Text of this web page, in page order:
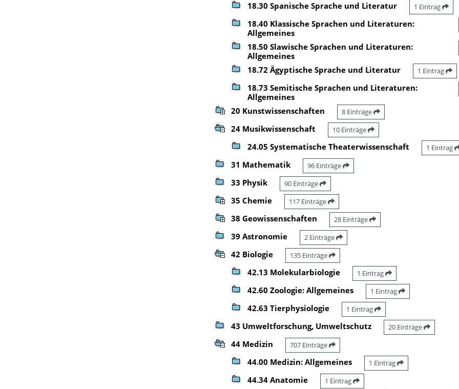
18.30 Spanische Sprache und Literatur 1 Eintrag
18.40 Klassische Sprachen und Literaturen:
Allgemeines
18.50 Slawische Sprachen und Literaturen:
Allgemeines
18.72 Ägyptische Sprache und Literatur 1 Eintrag
18.73 Semitische Sprachen und Literaturen:
Allgemeines
20 Kunstwissenschaften 8 Einträge
24 Musikwissenschaft 10 Einträge
24.05 Systematische Theaterwissenschaft 1 Eintrag
31 Mathematik 96 Einträge
33 Physik 90 Einträge
35 Chemie 117 Einträge
38 Geowissenschaften 28 Einträge
39 Astronomie 2 Einträge
42 Biologie 135 Einträge
42.13 Molekularbiologie 1 Eintrag
42.60 Zoologie: Allgemeines 1 Eintrag
42.63 Tierphysiologie 1 Eintrag
43 Umweltforschung, Umweltschutz 20 Einträge
44 Medizin 707 Einträge
44.00 Medizin: Allgemeines 1 Eintrag
44.34 Anatomie 1 Eintrag